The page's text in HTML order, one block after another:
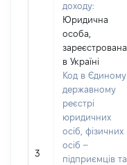
3
доходу:
Юридична
особа,
зареєстрована
в Україні
Код в Єдиному
державному
реєстрі
юридичних
осіб, фізичних
осіб –
підприємців та